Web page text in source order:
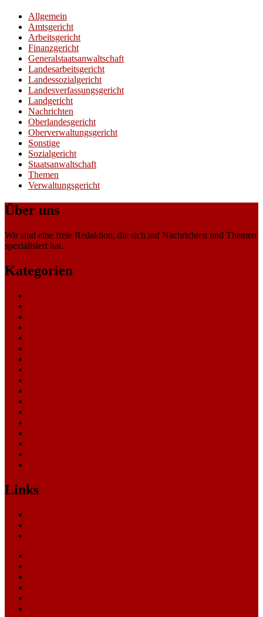
Allgemein
Amtsgericht
Arbeitsgericht
Finanzgericht
Generalstaatsanwaltschaft
Landesarbeitsgericht
Landessozialgericht
Landesverfassungsgericht
Landgericht
Nachrichten
Oberlandesgericht
Oberverwaltungsgericht
Sonstige
Sozialgericht
Staatsanwaltschaft
Themen
Verwaltungsgericht
Über uns
Wir sind eine freie Redaktion, die sich auf Nachrichten und Themen
spezialisiert hat.
Kategorien
Links